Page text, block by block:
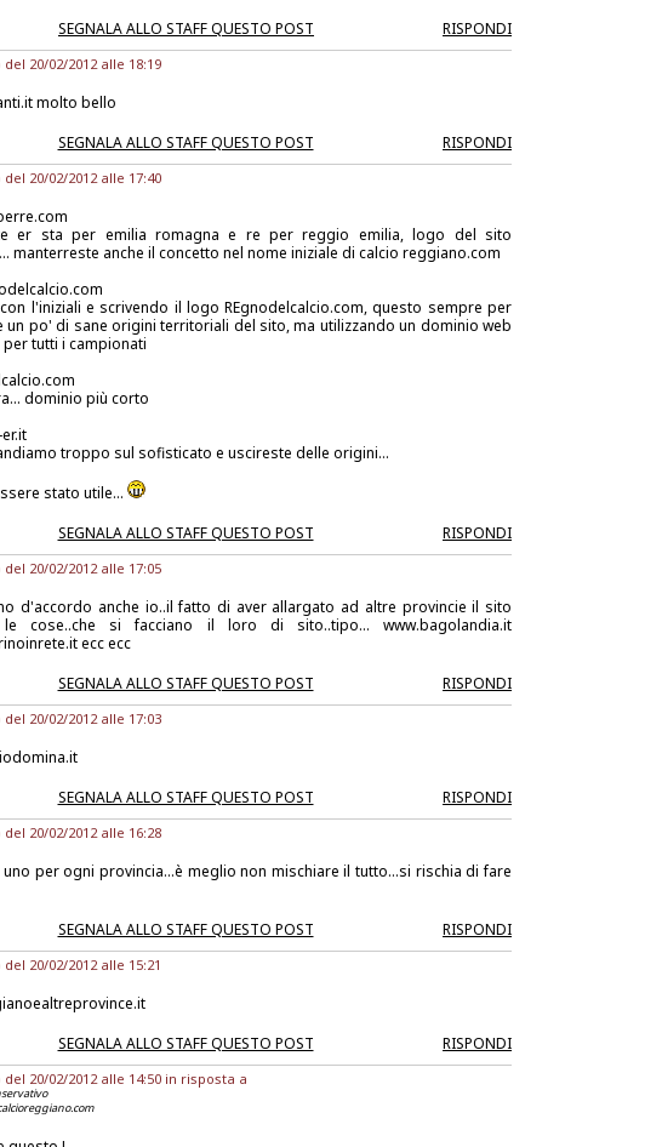
SEGNALA ALLO STAFF QUESTO POST
RISPONDI
20/02/2012 alle 18:19
molto bello
SEGNALA ALLO STAFF QUESTO POST
RISPONDI
20/02/2012 alle 17:40
er sta per emilia romagna e re per reggio emilia, logo del sito
manterreste anche il concetto nel nome iniziale di calcio reggiano.com
l'iniziali e scrivendo il logo REgnodelcalcio.com, questo sempre per
un po' di sane origini territoriali del sito, ma utilizzando un dominio web
tutti i campionati
dominio più corto
troppo sul sofisticato e uscireste delle origini...
stato utile...
SEGNALA ALLO STAFF QUESTO POST
RISPONDI
20/02/2012 alle 17:05
d'accordo anche io..il fatto di aver allargato ad altre provincie il sito
le cose..che si facciano il loro di sito..tipo... www.bagolandia.it
ecc ecc
SEGNALA ALLO STAFF QUESTO POST
RISPONDI
20/02/2012 alle 17:03
SEGNALA ALLO STAFF QUESTO POST
RISPONDI
20/02/2012 alle 16:28
per ogni provincia...è meglio non mischiare il tutto...si rischia di fare
SEGNALA ALLO STAFF QUESTO POST
RISPONDI
20/02/2012 alle 15:21
SEGNALA ALLO STAFF QUESTO POST
RISPONDI
20/02/2012 alle 14:50 in risposta a